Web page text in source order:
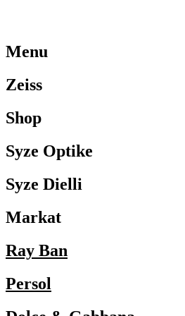
Menu
Zeiss
Shop
Syze Optike
Syze Dielli
Markat
Ray Ban
Persol